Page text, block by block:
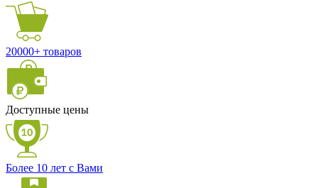
20000+ товаров
Доступные цены
Более 10 лет с Вами